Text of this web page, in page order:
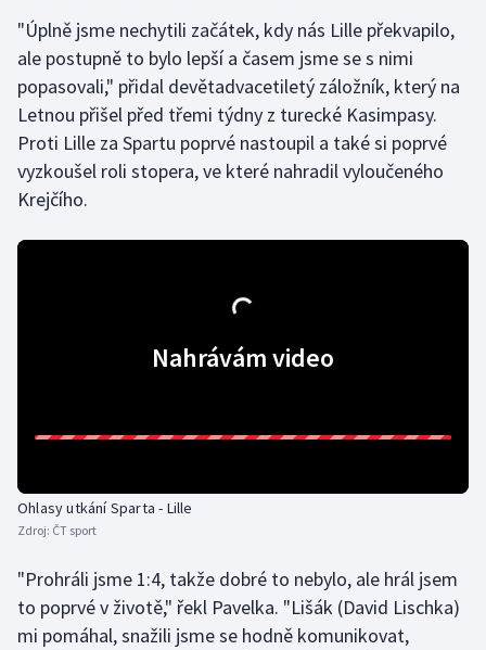
Lezení
Lyže a snowboard
Moderní pětiboj
Rychlobruslení
Rychlostní kanoistika
Short track
"Úplně jsme nechytili začátek, kdy nás Lille překvapilo,
ale postupně to bylo lepší a časem jsme se s nimi
popasovali," přidal devětadvacetiletý záložník, který na
Letnou přišel před třemi týdny z turecké Kasimpasy.
Proti Lille za Spartu poprvé nastoupil a také si poprvé
vyzkoušel roli stopera, ve které nahradil vyloučeného
Krejčího.
Nahrávám video
Ohlasy utkání Sparta - Lille
Zdroj: ČT sport
"Prohráli jsme 1:4, takže dobré to nebylo, ale hrál jsem
to poprvé v životě," řekl Pavelka. "Lišák (David Lischka)
mi pomáhal, snažili jsme se hodně komunikovat,